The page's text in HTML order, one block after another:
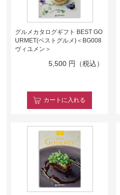
グルメカタログギフト BEST GO
URMET(ベストグルメ)＜BG008
ヴィユメン＞
5,500 円（税込）
カート に入れる